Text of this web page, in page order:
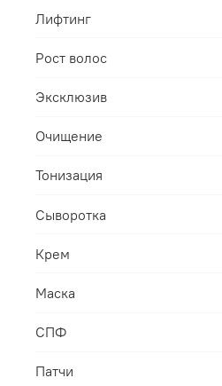
Лифтинг
Рост волос
Эксклюзив
Очищение
Тонизация
Сыворотка
Крем
Маска
СПФ
Патчи